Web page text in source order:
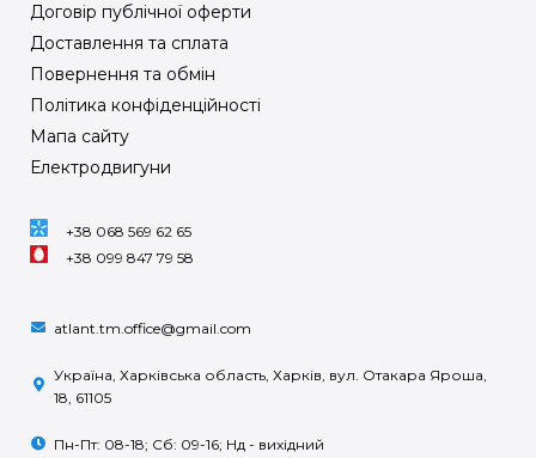
Договір публічної оферти
Доставлення та сплата
Повернення та обмін
Політика конфіденційності
Мапа сайту
Електродвигуни
+38 068 569 62 65
+38 099 847 79 58
atlant.tm.office@gmail.com
Україна, Харківська область, Харків, вул. Отакара Яроша,
18, 61105
Пн-Пт: 08-18; Сб: 09-16; Нд - вихідний